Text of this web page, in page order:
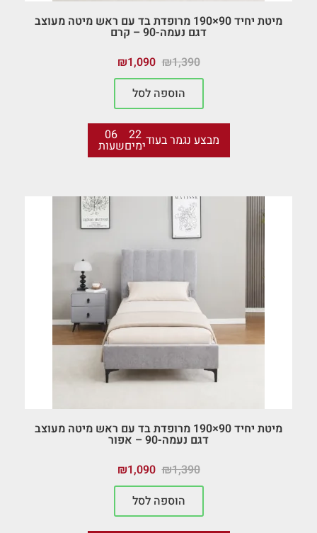
מיטת יחיד 90×190 מרופדת בד עם ראש מיטה מעוצב
דגם נעמה-90 – קרם
₪1,390
₪1,090
הוספה לסל
מבצע נגמר בעוד 22
ימים
06
שעות
מיטת יחיד 90×190 מרופדת בד עם ראש מיטה מעוצב
דגם נעמה-90 – אפור
₪1,390
₪1,090
הוספה לסל